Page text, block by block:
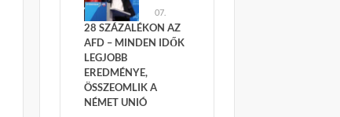
07.
28 SZÁZALÉKON AZ
AFD – MINDEN IDŐK
LEGJOBB
EREDMÉNYE,
ÖSSZEOMLIK A
NÉMET UNIÓ